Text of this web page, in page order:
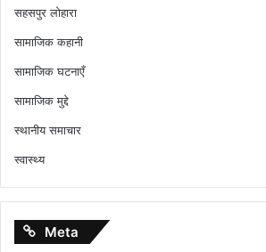
सहसपुर लोहारा
सामाजिक कहानी
सामाजिक घटनाएँ
सामाजिक मुद्दे
स्थानीय समाचार
स्वास्थ्य
Meta